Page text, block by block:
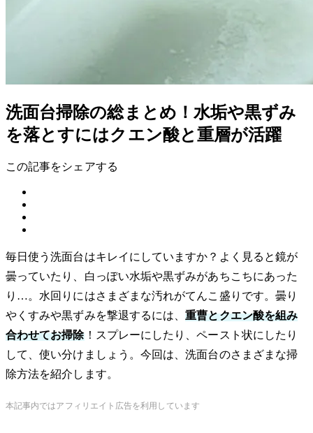
洗面台掃除の総まとめ！水垢や黒ずみ
を落とすにはクエン酸と重層が活躍
この記事をシェアする
毎日使う洗面台はキレイにしていますか？よく見ると鏡が
曇っていたり、白っぽい水垢や黒ずみがあちこちにあった
り…。水回りにはさまざまな汚れがてんこ盛りです。曇り
やくすみや黒ずみを撃退するには、重曹とクエン酸を組み
合わせてお掃除！スプレーにしたり、ペースト状にしたり
して、使い分けましょう。今回は、洗面台のさまざまな掃
除方法を紹介します。
本記事内ではアフィリエイト広告を利用しています